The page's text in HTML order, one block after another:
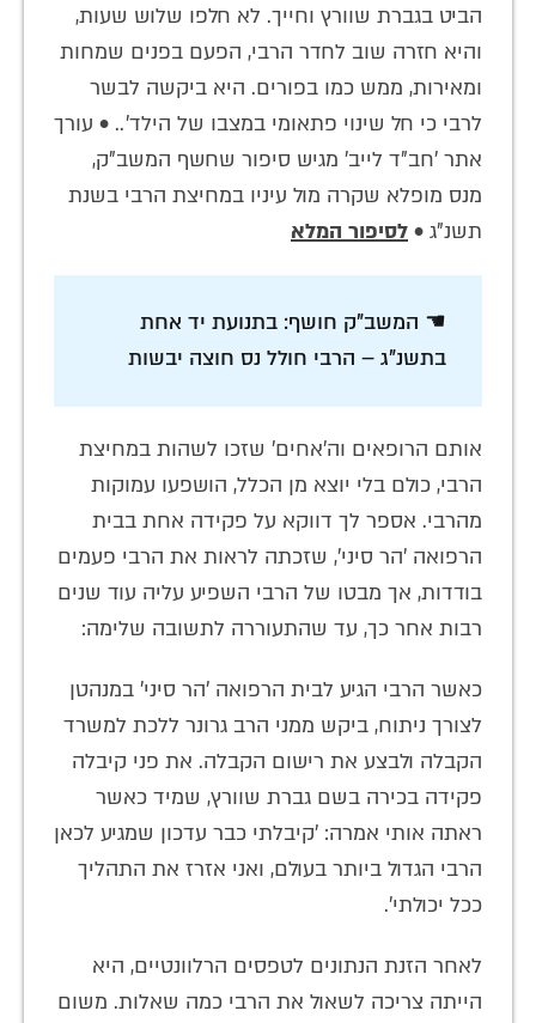
הביט בגברת שוורץ וחייך. לא חלפו שלוש שעות,
והיא חזרה שוב לחדר הרבי, הפעם בפנים שמחות
ומאירות, ממש כמו בפורים. היא ביקשה לבשר
לרבי כי חל שינוי פתאומי במצבו של הילד'.. • עורך
אתר 'חב"ד לייב' מגיש סיפור שחשף המשב"ק,
מנס מופלא שקרה מול עיניו במחיצת הרבי בשנת
תשנ"ג • לסיפור המלא
☚ המשב"ק חושף: בתנועת יד אחת
בתשנ"ג – הרבי חולל נס חוצה יבשות
אותם הרופאים וה'אחים' שזכו לשהות במחיצת
הרבי, כולם בלי יוצא מן הכלל, הושפעו עמוקות
מהרבי. אספר לך דווקא על פקידה אחת בבית
הרפואה 'הר סיני', שזכתה לראות את הרבי פעמים
בודדות, אך מבטו של הרבי השפיע עליה עוד שנים
רבות אחר כך, עד שהתעוררה לתשובה שלימה:
כאשר הרבי הגיע לבית הרפואה 'הר סיני' במנהטן
לצורך ניתוח, ביקש ממני הרב גרונר ללכת למשרד
הקבלה ולבצע את רישום הקבלה. את פני קיבלה
פקידה בכירה בשם גברת שוורץ, שמיד כאשר
ראתה אותי אמרה: 'קיבלתי כבר עדכון שמגיע לכאן
הרבי הגדול ביותר בעולם, ואני אזרז את התהליך
ככל יכולתי'.
לאחר הזנת הנתונים לטפסים הרלוונטיים, היא
הייתה צריכה לשאול את הרבי כמה שאלות. משום